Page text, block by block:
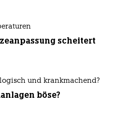
scheitert
und krankmachend?
böse?